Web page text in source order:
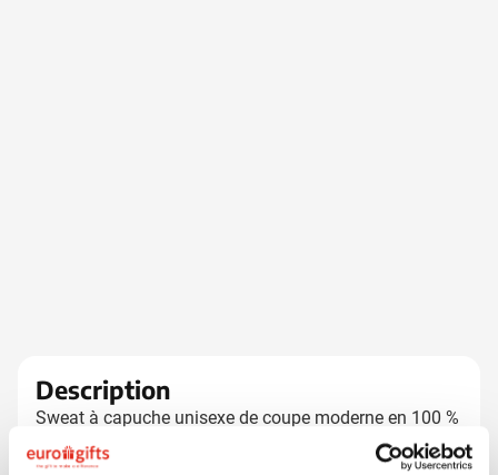
Description
Sweat à capuche unisexe de coupe moderne en 100 %
coton, dont 70 % biologique et 30 % recyclé, 280 g/m².
Le pull a des poches dans les coutures latérales, une